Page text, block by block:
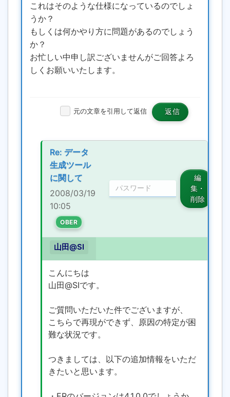
これはそのような仕様になっているのでしょ
うか？
もしくは何かやり方に問題があるのでしょう
か？
お忙しい中申し訳ございませんがご回答よろ
しくお願いいたします。
元の文章を引用して返信 返信
Re: データ
生成ツール
に関して
2008/03/19
10:05
OBER
編
集・
削除
山田@SI
こんにちは
山田@SIです。
ご質問いただいた件でございますが、
こちらで再現ができず、原因の特定が困
難な状況です。
つきましては、以下の追加情報をいただ
きたいと思います。